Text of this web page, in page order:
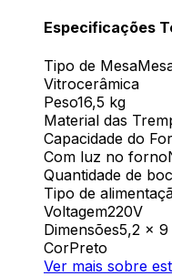
Especificações
Tipo de Mesa
Vitrocerâmica
Peso‎16,5 kg
Material das
Capacidade do
Com luz no forno
Quantidade de
Tipo de
Voltagem220V
Dimensões‎5,2 x
CorPreto
Ver mais sobre